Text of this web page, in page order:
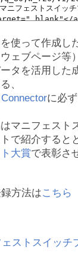
使って作成し
ェブページ等
タを活用した
、
に必
マニフェスト
で紹介すると
大賞で表彰さ
方法はこちら